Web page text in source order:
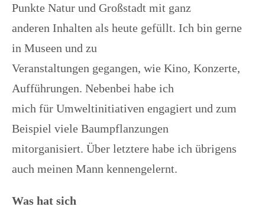
Punkte Natur und Großstadt mit ganz
anderen Inhalten als heute gefüllt. Ich bin gerne
in Museen und zu
Veranstaltungen gegangen, wie Kino, Konzerte,
Aufführungen. Nebenbei habe ich
mich für Umweltinitiativen engagiert und zum
Beispiel viele Baumpflanzungen
mitorganisiert. Über letztere habe ich übrigens
auch meinen Mann kennengelernt.
Was hat sich